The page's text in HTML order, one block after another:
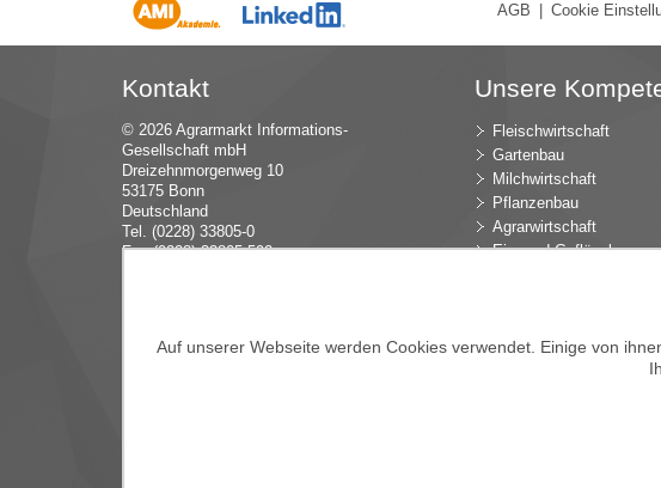
AGB Cookie
Kontakt
© 2026 Agrarmarkt Informations-
Gesellschaft mbH
Dreizehnmorgenweg 10
53175 Bonn
Deutschland
Tel. (0228) 33805-0
Fax (0228) 33805-592
Unsere
Fleischwirtschaft
Gartenbau
Milchwirtschaft
Pflanzenbau
Agrarwirtschaft
Eier und Geflügel
Düngemittel
Blumen und Zierpflanzen
Auf unserer Webseite werden Cookies verwendet. Einige von